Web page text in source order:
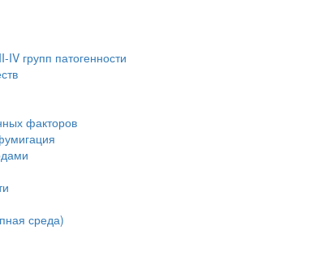
групп патогенности
факторов
среда)